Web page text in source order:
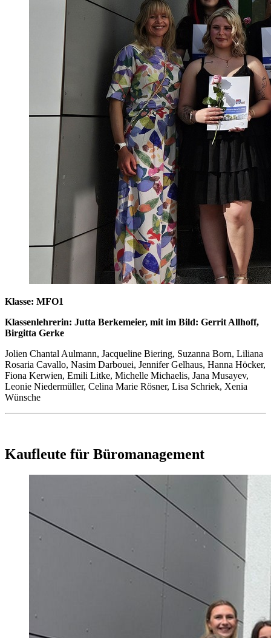
Klasse: MFO1
Klassenlehrerin: Jutta Berkemeier, mit im Bild: Gerrit Allhoff,
Birgitta Gerke
Jolien Chantal Aulmann, Jacqueline Biering, Suzanna Born, Liliana
Rosaria Cavallo, Nasim Darbouei, Jennifer Gelhaus, Hanna Höcker,
Fiona Kerwien, Emili Litke, Michelle Michaelis, Jana Musayev,
Leonie Niedermüller, Celina Marie Rösner, Lisa Schriek, Xenia
Wünsche
Kaufleute für Büromanagement